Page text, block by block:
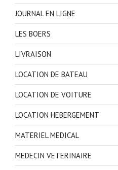
JOURNAL EN LIGNE
LES BOERS
LIVRAISON
LOCATION DE BATEAU
LOCATION DE VOITURE
LOCATION HEBERGEMENT
MATERIEL MEDICAL
MEDECIN VETERINAIRE